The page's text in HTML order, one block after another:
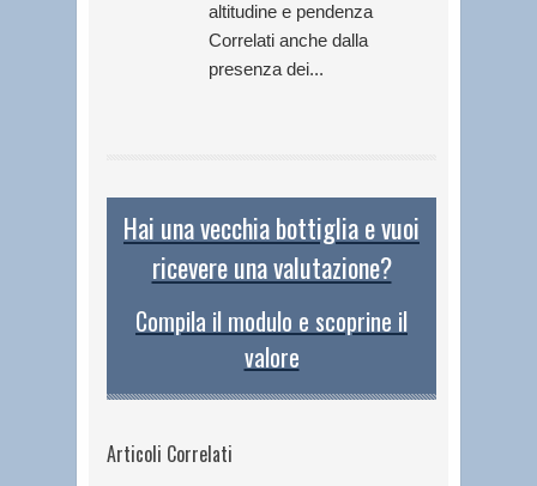
altitudine e pendenza
Correlati anche dalla
presenza dei...
Hai una vecchia bottiglia e vuoi
ricevere una valutazione?
Compila il modulo e scoprine il
valore
Articoli Correlati